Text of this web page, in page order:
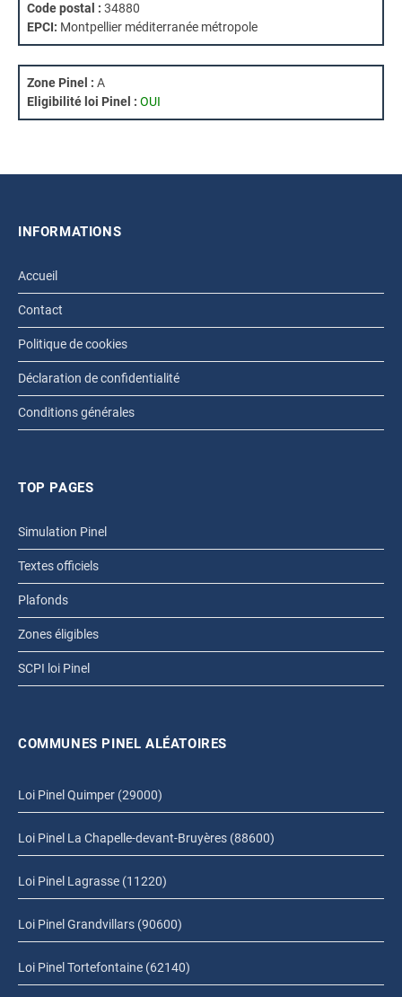
Code postal : 34880
EPCI: Montpellier méditerranée métropole
Zone Pinel : A
Eligibilité loi Pinel : OUI
INFORMATIONS
Accueil
Contact
Politique de cookies
Déclaration de confidentialité
Conditions générales
TOP PAGES
Simulation Pinel
Textes officiels
Plafonds
Zones éligibles
SCPI loi Pinel
COMMUNES PINEL ALÉATOIRES
Loi Pinel Quimper (29000)
Loi Pinel La Chapelle-devant-Bruyères (88600)
Loi Pinel Lagrasse (11220)
Loi Pinel Grandvillars (90600)
Loi Pinel Tortefontaine (62140)